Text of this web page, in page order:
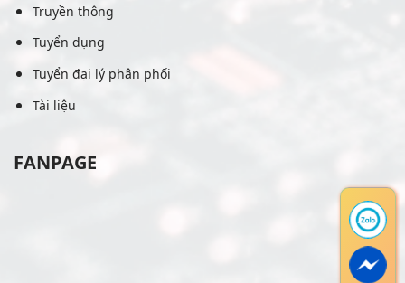
Truyền thông
Tuyển dụng
Tuyển đại lý phân phối
Tài liệu
FANPAGE